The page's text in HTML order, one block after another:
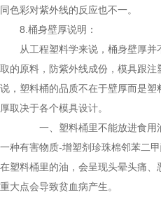
同色彩对紫外线的反应也不一。
8.桶身壁厚说明：
从工程塑料学来说，桶身壁厚
取的原料，防紫外线成份，模具跟
说，塑料桶的品质不在于壁厚而是
厚取决于各个模具设计。
一、塑料桶里不能放进食用
一种有害物质-增塑剂珍珠棉邻苯二
在塑料桶里的油，会呈现头晕头痛
重大点会导致贫血病产生。